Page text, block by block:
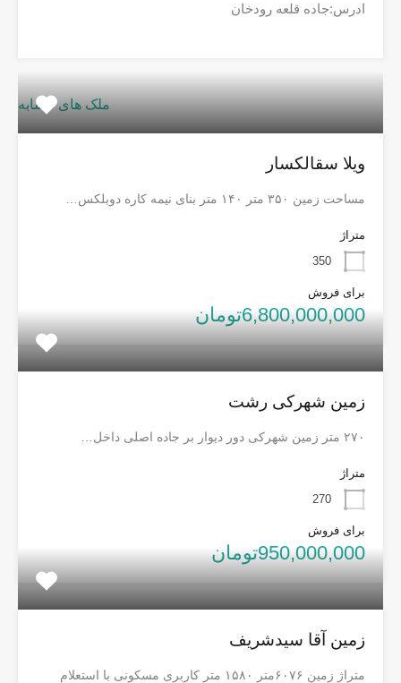
ادرس:جاده قلعه رودخان
ملک های مشابه
ویلا سقالکسار
مساحت زمین ۳۵۰ متر ۱۴۰ متر بنای نیمه کاره دوبلکس…
متراژ
350
برای فروش
6,800,000,000تومان
زمین شهرکی رشت
۲۷۰ متر زمین شهرکی دور دیوار بر جاده اصلی داخل…
متراژ
270
برای فروش
950,000,000تومان
زمین آقا سیدشریف
متراژ زمین ۶۰۷۶متر ۱۵۸۰ متر کاربری مسکونی با استعلام